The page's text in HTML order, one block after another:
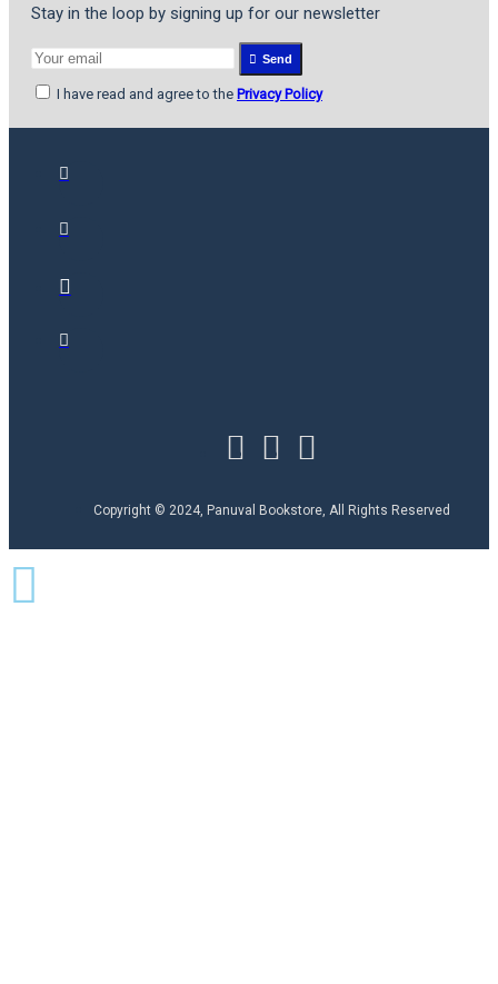
Stay in the loop by signing up for our newsletter
Send
I have read and agree to the Privacy Policy
Copyright © 2024, Panuval Bookstore, All Rights Reserved